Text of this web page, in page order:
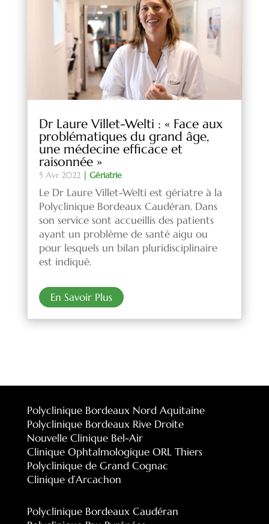
Dr Laure Villet-Welti : « Face aux
problématiques du grand âge,
une médecine efficace et
raisonnée »
5 Avr 2022| Gériatrie
Le Dr Laure Villet-Welti est gériatre à la
Polyclinique Bordeaux Caudéran. Dans
son service sont accueillis des patients
ayant un problème de santé aigu ou
pour lesquels un bilan pluridisciplinaire
est indiqué.
En Savoir Plus
Polyclinique Bordeaux Nord Aquitaine
Polyclinique Bordeaux Rive Droite
Nouvelle Clinique Bel-Air
Clinique Ophtalmologique ORL Thiers
Polyclinique de Grand Cognac
Clinique d’Arcachon
Polyclinique Bordeaux Caudéran